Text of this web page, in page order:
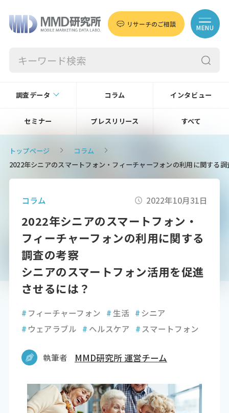
リサーチのご相談 MENU
調査データ コラム インタビュー
セミナー プレスリリース すべて
トップページ
コラム
2022年シニアのスマートフォン・フィーチャーフォンの利用に関する
コラム 2022年10月31日
2022年シニアのスマートフォン・
フィーチャーフォンの利用に関する
調査の考察
シニアのスマートフォン活用を促進
させるには？
# フィーチャーフォン # 生活 #シニア
# ウェアラブル # ヘルスケア #スマートフォン
執筆者 MMD研究所 運営チーム